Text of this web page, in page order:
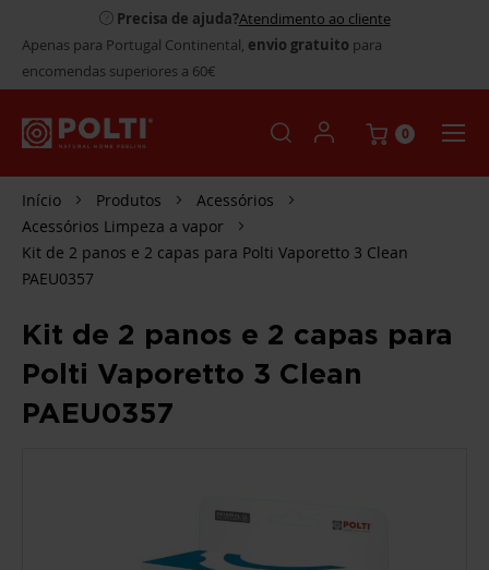
Precisa de ajuda?Atendimento ao cliente
Apenas para Portugal Continental, envio gratuito para
encomendas superiores a 60€
0
Início Produtos
Acessórios
Acessórios Limpeza a vapor
Kit de 2 panos e 2 capas para Polti Vaporetto 3 Clean
PAEU0357
Kit de 2 panos e 2 capas para
Polti Vaporetto 3 Clean
PAEU0357